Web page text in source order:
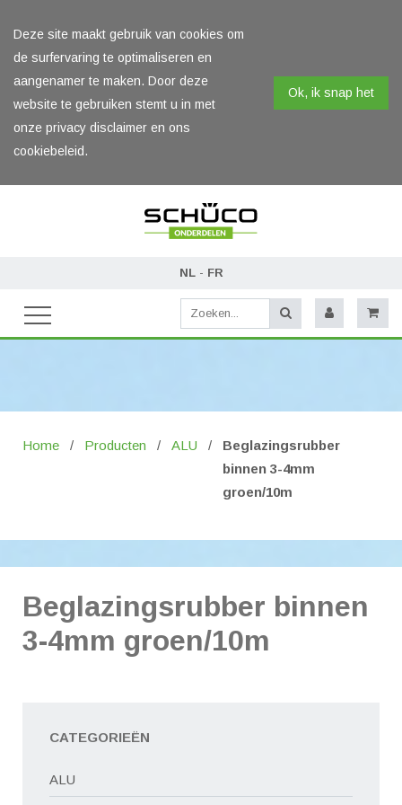
Deze site maakt gebruik van cookies om
de surfervaring te optimaliseren en
aangenamer te maken. Door deze
website te gebruiken stemt u in met
onze privacy disclaimer en ons
cookiebeleid.
Ok, ik snap het
NL- FR
Home / Producten / ALU / Beglazingsrubber
binnen 3-4mm
groen/10m
Beglazingsrubber binnen
3-4mm groen/10m
CATEGORIEËN
ALU